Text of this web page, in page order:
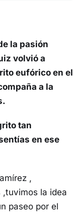
la pasión
volvió a
eufórico en el
a la
tan
en ese
,
la idea
paseo por el